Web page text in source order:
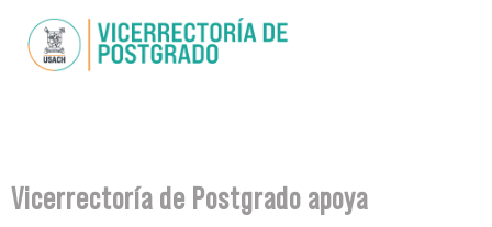
main
You are here
Vicerrectoría de Postgrado apoya